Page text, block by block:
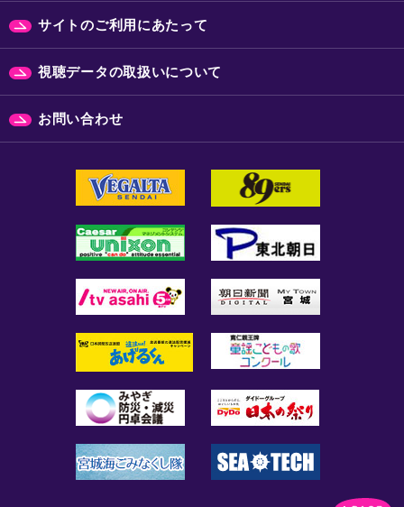
サイトのご利用にあたって
視聴データの取扱いについて
お問い合わせ